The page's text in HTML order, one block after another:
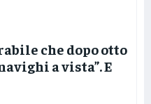
che dopo otto
a vista”. E